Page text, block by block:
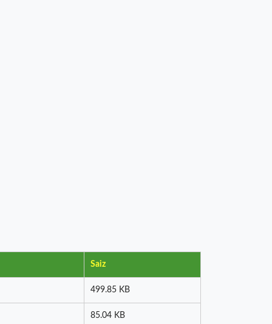
Saiz
499.85 KB
85.04 KB